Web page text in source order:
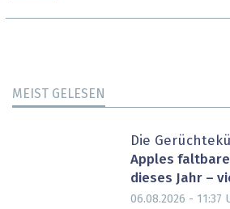
MEIST GELESEN
Die
Apples
dieses Jahr –
06.08.2026 - 11:37